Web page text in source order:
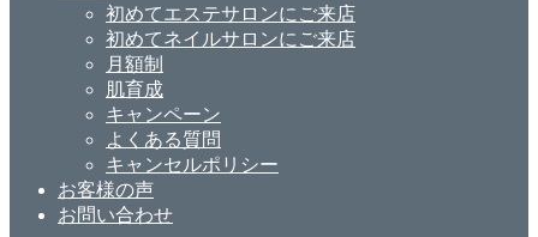
初めてエステサロンにご来店
初めてネイルサロンにご来店
月額制
肌育成
キャンペーン
よくある質問
キャンセルポリシー
お客様の声
お問い合わせ